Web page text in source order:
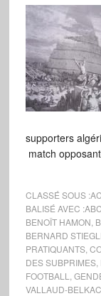
supporters
match
CLASSÉ SOUS :
BALISÉ AVEC :
BENOÎT HAMON
BERNARD
PRATIQUANTS,
DES SUBPRIMES,
FOOTBALL
VALLAUD-